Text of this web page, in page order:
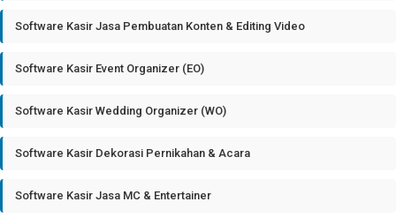
Software Kasir Jasa Pembuatan Konten & Editing Video
Software Kasir Event Organizer (EO)
Software Kasir Wedding Organizer (WO)
Software Kasir Dekorasi Pernikahan & Acara
Software Kasir Jasa MC & Entertainer